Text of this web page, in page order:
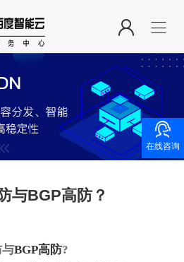
与BGP高防？
BGP高防?

在线咨询